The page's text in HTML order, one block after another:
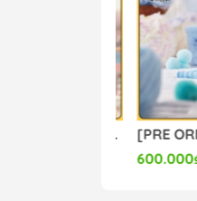
600.000₫